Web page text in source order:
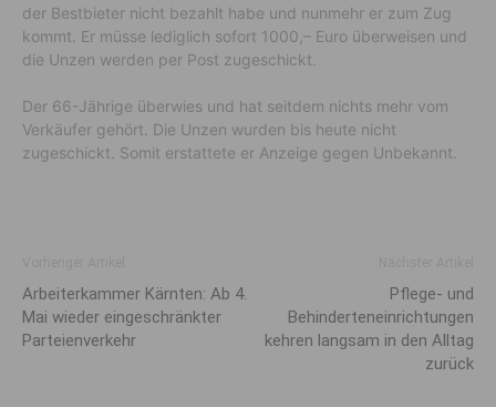
der Bestbieter nicht bezahlt habe und nunmehr er zum Zug
kommt. Er müsse lediglich sofort 1000,– Euro überweisen und
die Unzen werden per Post zugeschickt.
Der 66-Jährige überwies und hat seitdem nichts mehr vom
Verkäufer gehört. Die Unzen wurden bis heute nicht
zugeschickt. Somit erstattete er Anzeige gegen Unbekannt.
Arbeiterkammer Kärnten: Ab 4.
Mai wieder eingeschränkter
Parteienverkehr
Pflege- und
Behinderteneinrichtungen
kehren langsam in den Alltag
zurück